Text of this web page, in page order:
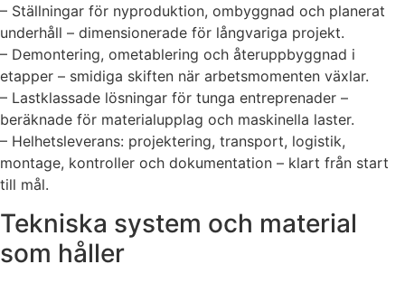
– Ställningar för nyproduktion, ombyggnad och planerat
underhåll – dimensionerade för långvariga projekt.
– Demontering, ometablering och återuppbyggnad i
etapper – smidiga skiften när arbetsmomenten växlar.
– Lastklassade lösningar för tunga entreprenader –
beräknade för materialupplag och maskinella laster.
– Helhetsleverans: projektering, transport, logistik,
montage, kontroller och dokumentation – klart från start
till mål.
Tekniska system och material
som håller